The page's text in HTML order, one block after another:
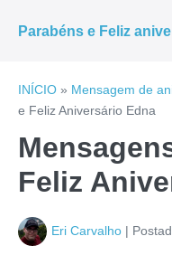
para
conteúdo
Parabéns e Feliz
INÍCIO » Mensagem de
e Feliz Aniversário Edna
Feliz
Eri Carvalho |